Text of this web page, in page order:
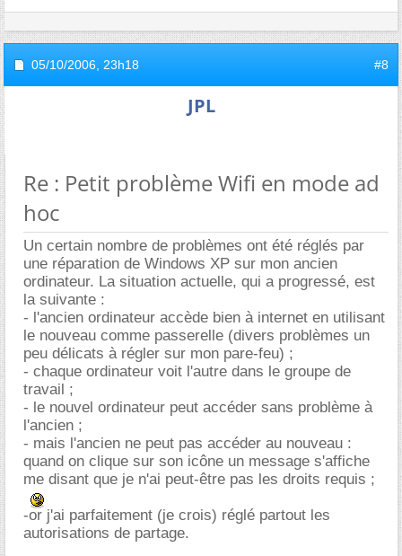
05/10/2006, 23h18 #8
JPL
Re : Petit problème Wifi en mode ad
hoc
Un certain nombre de problèmes ont été réglés par
une réparation de Windows XP sur mon ancien
ordinateur. La situation actuelle, qui a progressé, est
la suivante :
- l'ancien ordinateur accède bien à internet en utilisant
le nouveau comme passerelle (divers problèmes un
peu délicats à régler sur mon pare-feu) ;
- chaque ordinateur voit l'autre dans le groupe de
travail ;
- le nouvel ordinateur peut accéder sans problème à
l'ancien ;
- mais l'ancien ne peut pas accéder au nouveau :
quand on clique sur son icône un message s'affiche
me disant que je n'ai peut-être pas les droits requis ;
-or j'ai parfaitement (je crois) réglé partout les
autorisations de partage.